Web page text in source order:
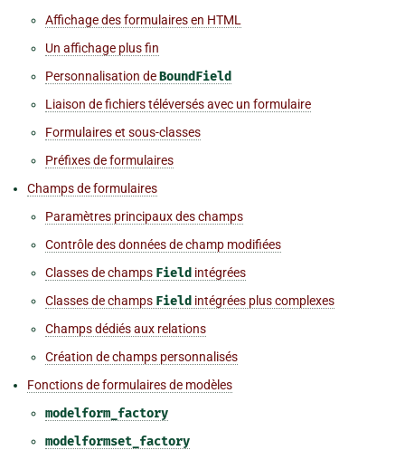
Affichage des formulaires en HTML
Un affichage plus fin
Personnalisation deBoundField
Liaison de fichiers téléversés avec un formulaire
Formulaires et sous-classes
Préfixes de formulaires
Champs de formulaires
Paramètres principaux des champs
Contrôle des données de champ modifiées
Classes de champs Field intégrées
Classes de champs Field intégrées plus complexes
Champs dédiés aux relations
Création de champs personnalisés
Fonctions de formulaires de modèles
modelform_factory
modelformset_factory